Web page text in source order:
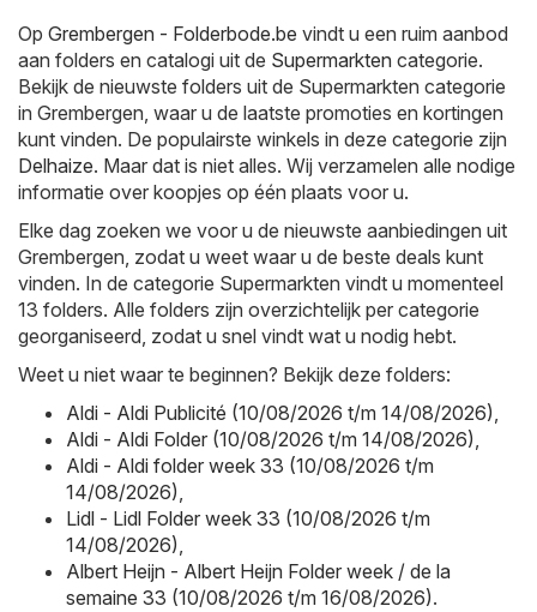
Op Grembergen - Folderbode.be vindt u een ruim aanbod
aan folders en catalogi uit de Supermarkten categorie.
Bekijk de nieuwste folders uit de Supermarkten categorie
in Grembergen, waar u de laatste promoties en kortingen
kunt vinden. De populairste winkels in deze categorie zijn
Delhaize. Maar dat is niet alles. Wij verzamelen alle nodige
informatie over koopjes op één plaats voor u.
Elke dag zoeken we voor u de nieuwste aanbiedingen uit
Grembergen, zodat u weet waar u de beste deals kunt
vinden. In de categorie Supermarkten vindt u momenteel
13 folders. Alle folders zijn overzichtelijk per categorie
georganiseerd, zodat u snel vindt wat u nodig hebt.
Weet u niet waar te beginnen? Bekijk deze folders:
Aldi - Aldi Publicité (10/08/2026 t/m 14/08/2026),
Aldi - Aldi Folder (10/08/2026 t/m 14/08/2026),
Aldi - Aldi folder week 33 (10/08/2026 t/m
14/08/2026),
Lidl - Lidl Folder week 33 (10/08/2026 t/m
14/08/2026),
Albert Heijn - Albert Heijn Folder week / de la
semaine 33 (10/08/2026 t/m 16/08/2026).